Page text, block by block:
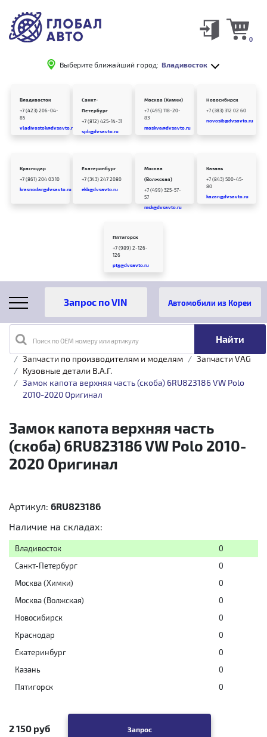
Выберите ближайший город: Владивосток
0
Владивосток
+7 (423) 206-04-
85
vladivostok@dvsavto.ru
Санкт-
Петербург
+7 (812) 425-14-31
spb@dvsavto.ru
Москва (Химки)
+7 (495) 118-20-
83
moskva@dvsavto.ru
Новосибирск
+7 (383) 312 02 60
novosib@dvsavto.ru
Краснодар
+7 (861) 204 03 10
krasnodar@dvsavto.ru
Екатеринбург
+7 (343) 247 2080
ekb@dvsavto.ru
Москва
(Волжская)
+7 (499) 325-57-
57
msk@dvsavto.ru
Казань
+7 (843) 500-45-
80
kazan@dvsavto.ru
Пятигорск
+7 (989) 2-126-
126
ptg@dvsavto.ru
Поиск по OEM номеру или артикулу
Автомобили из Кореи
Главная
Каталог товаров
Запчасти по производителям и моделям
Запчасти VAG
Кузовные детали B.A.Г.
Замок капота верхняя часть (скоба) 6RU823186 VW Polo
2010-2020 Оригинал
Замок капота верхняя часть
(скоба) 6RU823186 VW Polo 2010-
2020 Оригинал
Артикул: 6RU823186
Наличие на складах:
Владивосток
0
Санкт-Петербург
0
Москва (Химки)
0
Москва (Волжская)
0
Новосибирск
0
Краснодар
0
Екатеринбург
0
Казань
0
Пятигорск
0
2 150 руб Запрос